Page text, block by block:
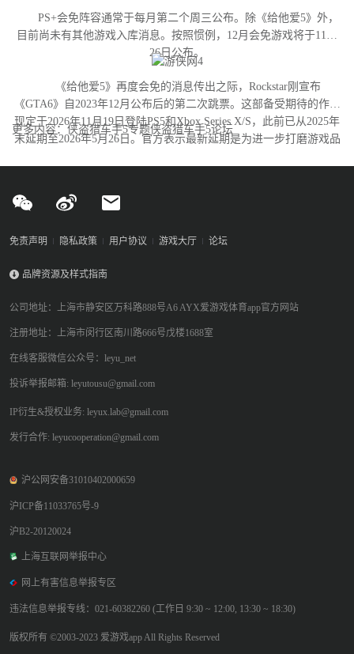
PS+会免阵容通常于每月第二个周三公布。除《给他爱5》外，
目前尚未有其他游戏入库消息。按照惯例，12月会免游戏将于11月
26日公布。
《给他爱5》再度会免的消息传出之际，Rockstar刚宣布
《GTA6》自2023年12月公布后的第二次跳票。这部备受期待的作品
现定于2026年11月19日登陆PS5和Xbox Series X/S，此前已从2025年
末延期至2026年5月26日。官方表示最新延期是为进一步打磨游戏品
更多内容：侠盗猎车手5专题侠盗猎车手5论坛
免责声明 隐私政策 用户协议 游戏大厅 论坛
品牌资源及样式指南
公司地址：上海市静安区万科路888号A6 AYX爱游戏体育app官方网站
注册地址：上海市闵行区南川路666号戊楼1688室
在线客服微信公众号：leyu_net
投诉举报邮箱: leyutousu@gmail.com
IP衍生&授权业务: leyux.lab@gmail.com
发行合作: leyucooperation@gmail.com
沪公网安备31010402000659
沪ICP备11033765号-9
沪B2-20120024
上海互联网举报中心
网上有害信息举报专区
违法信息举报专线：021-60382260 (工作日 9:30 ~ 12:00, 13:30 ~ 18:30)
版权所有 ©2003-2023 爱游戏app All Rights Reserved